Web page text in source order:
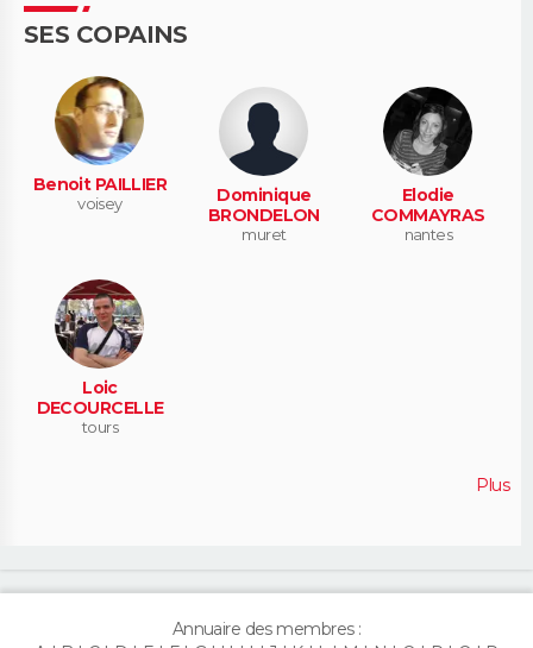
SES COPAINS
Benoit PAILLIER
voisey
Dominique
BRONDELON
muret
Elodie
COMMAYRAS
nantes
Loic
DECOURCELLE
tours
Plus
Annuaire des membres :